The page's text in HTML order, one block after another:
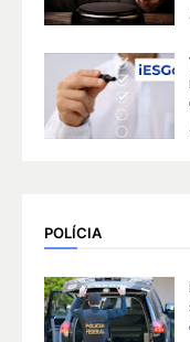
POLÍCIA